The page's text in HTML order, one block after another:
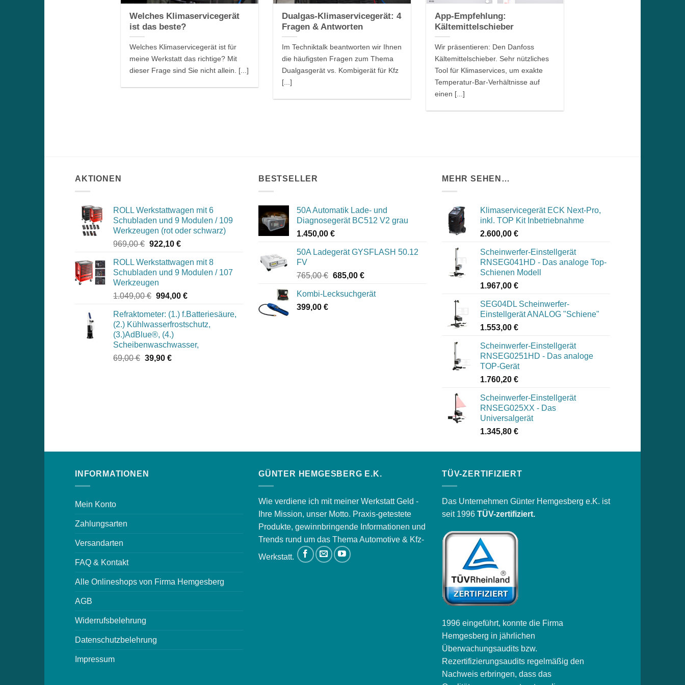
Welches Klimaservicegerät
ist das beste?
Welches Klimaservicegerät ist für
meine Werkstatt das richtige? Mit
dieser Frage sind Sie nicht allein. [...]
Dualgas-Klimaservicegerät: 4
Fragen & Antworten
Im Techniktalk beantworten wir Ihnen
die häufigsten Fragen zum Thema
Dualgasgerät vs. Kombigerät für Kfz
[...]
App-Empfehlung:
Kältemittelschieber
Wir präsentieren: Den Danfoss
Kältemittelschieber. Sehr nützliches
Tool für Klimaservices, um exakte
Temperatur-Bar-Verhältnisse auf
einen [...]
AKTIONEN
ROLL Werkstattwagen mit 6
Schubladen und 9 Modulen / 109
Werkzeugen (rot oder schwarz)
969,00€ Ursprünglicher
war:
969,00 €
922,10 €Aktueller
ist:
922,10 €.
ROLL Werkstattwagen mit 8
Schubladen und 9 Modulen / 107
Werkzeugen
1.049,00€ Ursprünglicher
war:
1.049,00 €
994,00 €Aktueller
ist:
994,00 €.
Refraktometer: (1.) f.Batteriesäure,
(2.) Kühlwasserfrostschutz,
(3.)AdBlue®, (4.)
Scheibenwaschwasser,
69,00€ Ursprünglicher
39,90 €Aktueller
BESTSELLER
50A Automatik Lade- und
Diagnosegerät BC512 V2 grau
1.450,00 €
50A Ladegerät GYSFLASH 50.12
FV
765,00€ Ursprünglicher
war:
685,00 €Aktueller
ist:
Kombi-Lecksuchgerät
399,00 €
MEHR SEHEN…
Klimaservicegerät ECK Next-Pro,
inkl. TOP Kit Inbetriebnahme
2.600,00 €
Scheinwerfer-Einstellgerät
RNSEG041HD - Das analoge Top-
Schienen Modell
1.967,00 €
SEG04DL Scheinwerfer-
Einstellgerät ANALOG "Schiene"
1.553,00 €
Scheinwerfer-Einstellgerät
RNSEG0251HD - Das analoge
TOP-Gerät
1.760,20 €
Scheinwerfer-Einstellgerät
RNSEG025XX - Das
Universalgerät
1.345,80 €
INFORMATIONEN
Mein Konto
Zahlungsarten
Versandarten
FAQ & Kontakt
Alle Onlineshops von Firma Hemgesberg
AGB
Widerrufsbelehrung
Datenschutzbelehrung
Impressum
GÜNTER HEMGESBERG E.K.
Wie verdiene ich mit meiner Werkstatt Geld -
Ihre Mission, unser Motto. Praxis-getestete
Produkte, gewinnbringende Informationen und
Trends rund um das Thema Automotive & Kfz-
Werkstatt.
TÜV-ZERTIFIZIERT
Das Unternehmen Günter Hemgesberg e.K. ist
seit 1996 TÜV-zertifiziert.
1996 eingeführt, konnte die Firma
Hemgesberg in jährlichen
Überwachungsaudits bzw.
Rezertifizierungsaudits regelmäßig den
Nachweis erbringen, dass das